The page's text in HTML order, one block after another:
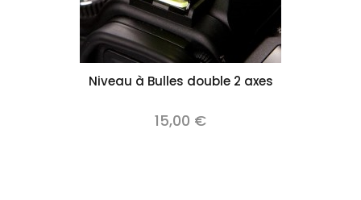
Niveau à Bulles double 2 axes
15,00 €